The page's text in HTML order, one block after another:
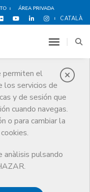
ÁREA PRIVADA
CATALÀ
permiten el
los servicios de
y de sesión que
cuando navegas.
o para cambiar la
anàlisis pulsando
toggle